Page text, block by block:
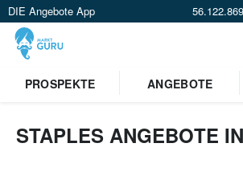
DIE Angebote App
PROSPEKTE
ANGEBOTE
STAPLES ANGEBOTE